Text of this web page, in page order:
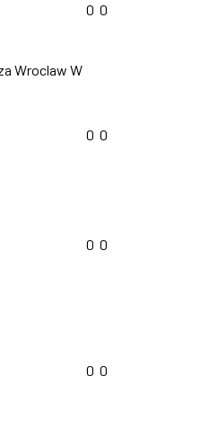
Wroclaw W
0 0
0 0
0 0
0 0